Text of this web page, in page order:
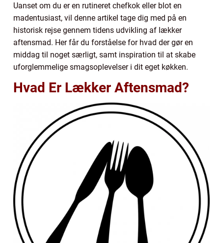
Uanset om du er en rutineret chefkok eller blot en
madentusiast, vil denne artikel tage dig med på en
historisk rejse gennem tidens udvikling af lækker
aftensmad. Her får du forståelse for hvad der gør en
middag til noget særligt, samt inspiration til at skabe
uforglemmelige smagsoplevelser i dit eget køkken.
Hvad Er Lækker Aftensmad?